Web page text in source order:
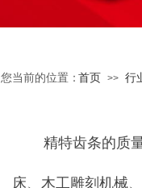
您当前的位置：首页 >> 行
精特齿条的质
床、木工雕刻机械